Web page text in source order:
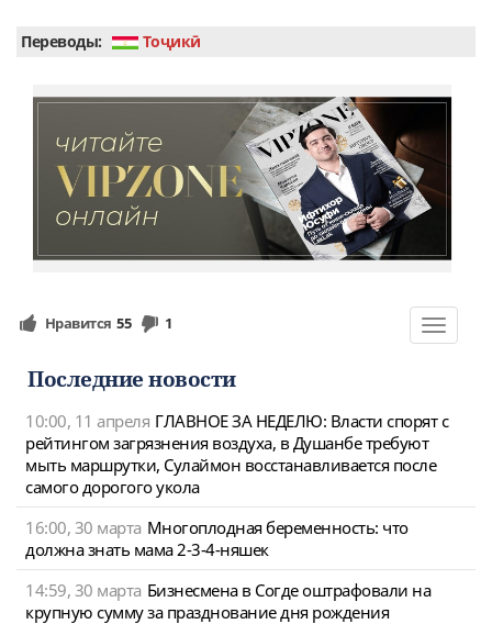
Переводы: Тоҷикӣ
Toggle
Нравится 55 1
Последние новости
10:00, 11 апреля ГЛАВНОЕ ЗА НЕДЕЛЮ: Власти спорят с
рейтингом загрязнения воздуха, в Душанбе требуют
мыть маршрутки, Сулаймон восстанавливается после
самого дорогого укола
16:00, 30 марта Многоплодная беременность: что
должна знать мама 2-3-4-няшек
14:59, 30 марта Бизнесмена в Согде оштрафовали на
крупную сумму за празднование дня рождения